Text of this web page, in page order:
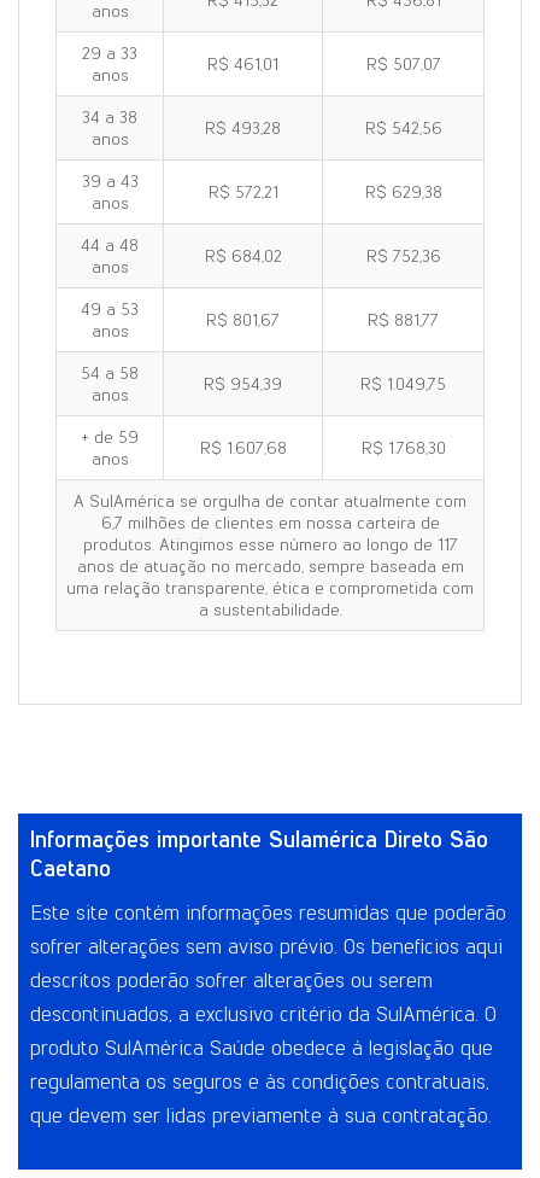
anos
29 a 33
anos
R$ 461,01 R$ 507,07
34 a 38
anos
R$ 493,28 R$ 542,56
39 a 43
anos
R$ 572,21 R$ 629,38
44 a 48
anos
R$ 684,02 R$ 752,36
49 a 53
anos
R$ 801,67 R$ 881,77
54 a 58
anos
R$ 954,39 R$ 1.049,75
+ de 59
anos
R$ 1.607,68 R$ 1.768,30
A SulAmérica se orgulha de contar atualmente com
6,7 milhões de clientes em nossa carteira de
produtos. Atingimos esse número ao longo de 117
anos de atuação no mercado, sempre baseada em
uma relação transparente, ética e comprometida com
a sustentabilidade.
Informações importante Sulamérica Direto São
Caetano
Este site contém informações resumidas que poderão
sofrer alterações sem aviso prévio. Os benefícios aqui
descritos poderão sofrer alterações ou serem
descontinuados, a exclusivo critério da SulAmérica. O
produto SulAmérica Saúde obedece à legislação que
regulamenta os seguros e às condições contratuais,
que devem ser lidas previamente à sua contratação.